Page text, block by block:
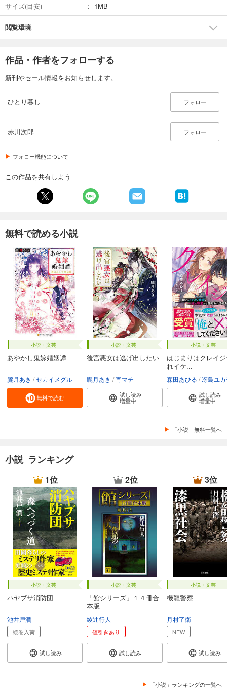
サイズ(目安) 1MB
閲覧環境
作品・作者をフォローする
新刊やセール情報をお知らせします。
ひとり暮し フォロー
赤川次郎 フォロー
フォロー機能について
この作品を共有しよう
無料で読める小説
小説・文芸
あやかし鬼嫁婚姻譚
朧月あき セカイメグル
無料で読む
小説・文芸
後宮悪女は逃げ出したい
朧月あき 宵マチ
試し読み
増量中
小説・文芸
はじまりはクレイ
れイケ...
森田あひる 冴島ユ
試し読み
増量中
「小説」無料一覧へ
小説 ランキング
1位
小説・文芸
ハヤブサ消防団
池井戸潤
続巻入荷
試し読み
2位
小説・文芸
「館シリーズ」１４冊合
本版
綾辻行人
値引きあり
試し読み
3位
小説・文芸
機龍警察
月村了衛
NEW
試し読み
「小説」ランキングの一覧へ